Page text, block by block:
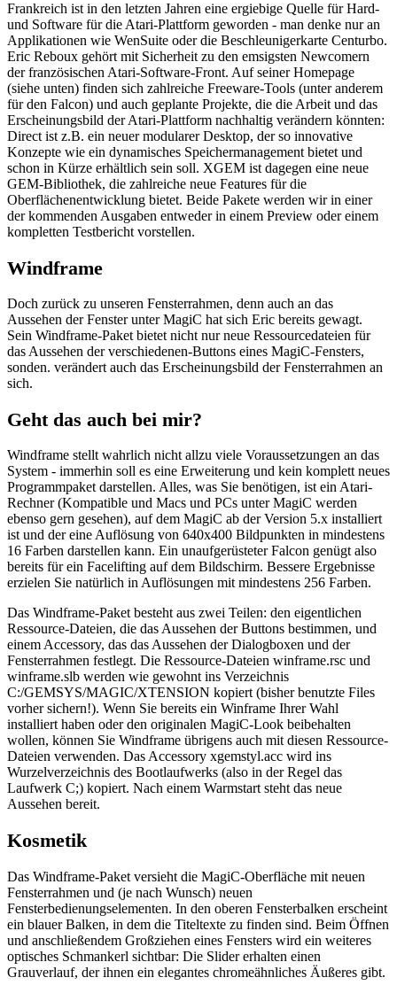
Frankreich ist in den letzten Jahren eine ergiebige Quelle für Hard-
und Software für die Atari-Plattform geworden - man denke nur an
Applikationen wie WenSuite oder die Beschleunigerkarte Centurbo.
Eric Reboux gehört mit Sicherheit zu den emsigsten Newcomern
der französischen Atari-Software-Front. Auf seiner Homepage
(siehe unten) finden sich zahlreiche Freeware-Tools (unter anderem
für den Falcon) und auch geplante Projekte, die die Arbeit und das
Erscheinungsbild der Atari-Plattform nachhaltig verändern könnten:
Direct ist z.B. ein neuer modularer Desktop, der so innovative
Konzepte wie ein dynamisches Speichermanagement bietet und
schon in Kürze erhältlich sein soll. XGEM ist dagegen eine neue
GEM-Bibliothek, die zahlreiche neue Features für die
Oberflächenentwicklung bietet. Beide Pakete werden wir in einer
der kommenden Ausgaben entweder in einem Preview oder einem
kompletten Testbericht vorstellen.
Windframe
Doch zurück zu unseren Fensterrahmen, denn auch an das
Aussehen der Fenster unter MagiC hat sich Eric bereits gewagt.
Sein Windframe-Paket bietet nicht nur neue Ressourcedateien für
das Aussehen der verschiedenen-Buttons eines MagiC-Fensters,
sonden. verändert auch das Erscheinungsbild der Fensterrahmen an
sich.
Geht das auch bei mir?
Windframe stellt wahrlich nicht allzu viele Voraussetzungen an das
System - immerhin soll es eine Erweiterung und kein komplett neues
Programmpaket darstellen. Alles, was Sie benötigen, ist ein Atari-
Rechner (Kompatible und Macs und PCs unter MagiC werden
ebenso gern gesehen), auf dem MagiC ab der Version 5.x installiert
ist und der eine Auflösung von 640x400 Bildpunkten in mindestens
16 Farben darstellen kann. Ein unaufgerüsteter Falcon genügt also
bereits für ein Facelifting auf dem Bildschirm. Bessere Ergebnisse
erzielen Sie natürlich in Auflösungen mit mindestens 256 Farben.
Das Windframe-Paket besteht aus zwei Teilen: den eigentlichen
Ressource-Dateien, die das Aussehen der Buttons bestimmen, und
einem Accessory, das das Aussehen der Dialogboxen und der
Fensterrahmen festlegt. Die Ressource-Dateien winframe.rsc und
winframe.slb werden wie gewohnt ins Verzeichnis
C:/GEMSYS/MAGIC/XTENSION kopiert (bisher benutzte Files
vorher sichern!). Wenn Sie bereits ein Winframe Ihrer Wahl
installiert haben oder den originalen MagiC-Look beibehalten
wollen, können Sie Windframe übrigens auch mit diesen Ressource-
Dateien verwenden. Das Accessory xgemstyl.acc wird ins
Wurzelverzeichnis des Bootlaufwerks (also in der Regel das
Laufwerk C;) kopiert. Nach einem Warmstart steht das neue
Aussehen bereit.
Kosmetik
Das Windframe-Paket versieht die MagiC-Oberfläche mit neuen
Fensterrahmen und (je nach Wunsch) neuen
Fensterbedienungselementen. In den oberen Fensterbalken erscheint
ein blauer Balken, in dem die Titeltexte zu finden sind. Beim Öffnen
und anschließendem Großziehen eines Fensters wird ein weiteres
optisches Schmankerl sichtbar: Die Slider erhalten einen
Grauverlauf, der ihnen ein elegantes chromeähnliches Äußeres gibt.